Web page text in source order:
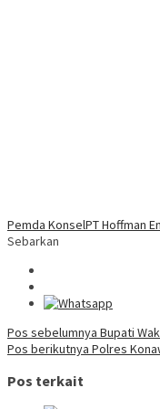
Pemda KonselPT Hoffman
Sebarkan
Navigasi
pos
Pos sebelumnya Bupati
Pos berikutnya Polres
Pos terkait